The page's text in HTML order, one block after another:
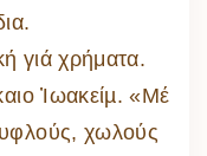
γιά χρήματα.
Ἰωακείµ. «Μέ
χωλούς